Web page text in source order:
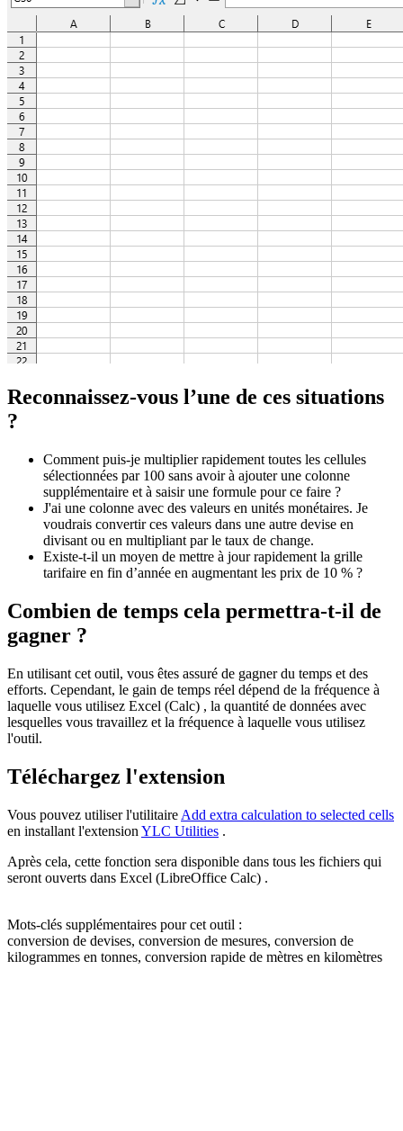
Reconnaissez-vous l’une de ces situations
?
Comment puis-je multiplier rapidement toutes les cellules
sélectionnées par 100 sans avoir à ajouter une colonne
supplémentaire et à saisir une formule pour ce faire ?
J'ai une colonne avec des valeurs en unités monétaires. Je
voudrais convertir ces valeurs dans une autre devise en
divisant ou en multipliant par le taux de change.
Existe-t-il un moyen de mettre à jour rapidement la grille
tarifaire en fin d’année en augmentant les prix de 10 % ?
Combien de temps cela permettra-t-il de
gagner ?
En utilisant cet outil, vous êtes assuré de gagner du temps et des
efforts. Cependant, le gain de temps réel dépend de la fréquence à
laquelle vous utilisez Excel (Calc) , la quantité de données avec
lesquelles vous travaillez et la fréquence à laquelle vous utilisez
l'outil.
Téléchargez l'extension
Vous pouvez utiliser l'utilitaire Add extra calculation to selected cells
en installant l'extension YLC Utilities .
Après cela, cette fonction sera disponible dans tous les fichiers qui
seront ouverts dans Excel (LibreOffice Calc) .
Mots-clés supplémentaires pour cet outil :
conversion de devises, conversion de mesures, conversion de
kilogrammes en tonnes, conversion rapide de mètres en kilomètres